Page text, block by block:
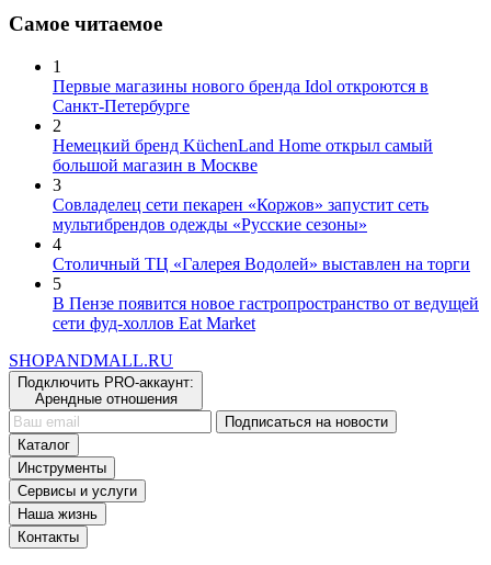
Самое читаемое
1
Первые магазины нового бренда Idol откроются в
Санкт-Петербурге
2
Немецкий бренд KüchenLand Home открыл самый
большой магазин в Москве
3
Совладелец сети пекарен «Коржов» запустит сеть
мультибрендов одежды «Русские сезоны»
4
Столичный ТЦ «Галерея Водолей» выставлен на торги
5
В Пензе появится новое гастропространство от ведущей
сети фуд-холлов Eat Market
SHOPANDMALL.RU
Подключить PRO-аккаунт:
Арендные отношения
Подписаться на новости
Каталог
Инструменты
Сервисы и услуги
Наша жизнь
Контакты